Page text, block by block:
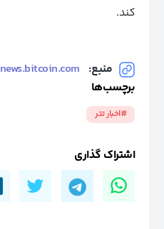
کند.
منبع: news.bitcoin.com
برچسب‌ها
#اخبار تتر
اشتراک گذاری